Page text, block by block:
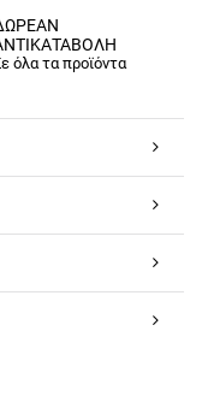
όλα τα προϊόντα